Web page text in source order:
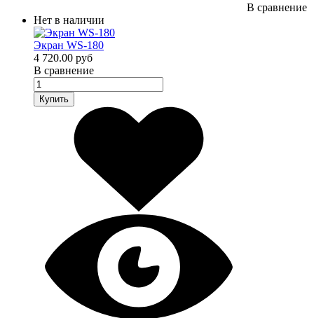
В сравнение
Нет в наличии
Экран WS-180
4 720.00 руб
В сравнение
Купить